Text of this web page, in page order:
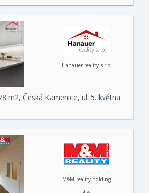
Hanauer reality s.r.o.
m2, Česká Kamenice, ul. 5. května
M&M reality holding
a.s.